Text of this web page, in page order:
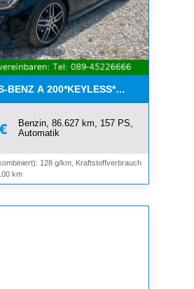
BENZ A
Benzin, 86.627 km, 157 PS,
Automatik
128 g/km, Kraftstoffverbrauch
km